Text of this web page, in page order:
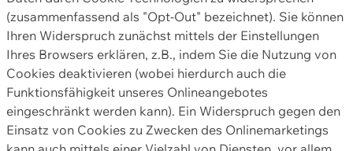
(zusammenfassend als "Opt-Out" bezeichnet). Sie können
Ihren Widerspruch zunächst mittels der Einstellungen
Ihres Browsers erklären, z.B., indem Sie die Nutzung von
Cookies deaktivieren (wobei hierdurch auch die
Funktionsfähigkeit unseres Onlineangebotes
eingeschränkt werden kann). Ein Widerspruch gegen den
Einsatz von Cookies zu Zwecken des Onlinemarketings